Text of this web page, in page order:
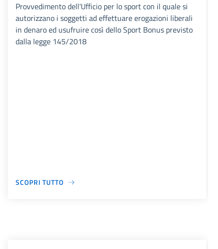
Provvedimento dell'Ufficio per lo sport con il quale si
autorizzano i soggetti ad effettuare erogazioni liberali
in denaro ed usufruire così dello Sport Bonus previsto
dalla legge 145/2018
SCOPRI TUTTO